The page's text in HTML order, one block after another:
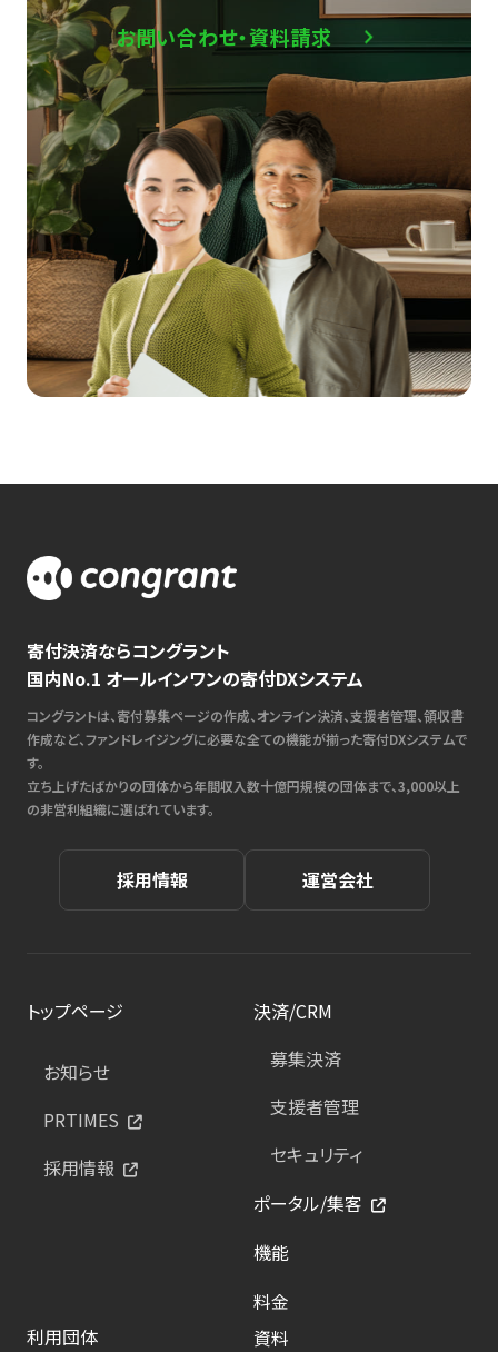
お問い合わせ・資料請求
寄付決済ならコングラント
国内No.1 オールインワンの寄付DXシステム
コングラントは、寄付募集ページの作成、オンライン決済、支援者管理、領収書
作成など、ファンドレイジングに必要な全ての機能が揃った寄付DXシステムで
す。
立ち上げたばかりの団体から年間収入数十億円規模の団体まで、3,000以上
の非営利組織に選ばれています。
採用情報 運営会社
トップページ
お知らせ
PRTIMES
採用情報
決済/CRM
募集決済
支援者管理
セキュリティ
ポータル/集客
機能
料金
利用団体
資料